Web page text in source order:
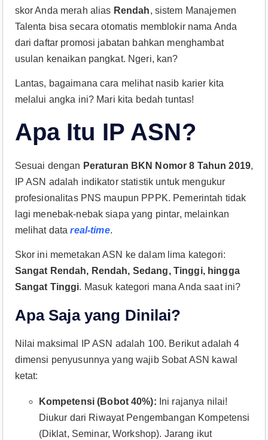
skor Anda merah alias Rendah, sistem Manajemen
Talenta bisa secara otomatis memblokir nama Anda
dari daftar promosi jabatan bahkan menghambat
usulan kenaikan pangkat. Ngeri, kan?
Lantas, bagaimana cara melihat nasib karier kita
melalui angka ini? Mari kita bedah tuntas!
Apa Itu IP ASN?
Sesuai dengan Peraturan BKN Nomor 8 Tahun 2019,
IP ASN adalah indikator statistik untuk mengukur
profesionalitas PNS maupun PPPK. Pemerintah tidak
lagi menebak-nebak siapa yang pintar, melainkan
melihat datareal-time.
Skor ini memetakan ASN ke dalam lima kategori:
Sangat Rendah, Rendah, Sedang, Tinggi, hingga
Sangat Tinggi. Masuk kategori mana Anda saat ini?
Apa Saja yang Dinilai?
Nilai maksimal IP ASN adalah 100. Berikut adalah 4
dimensi penyusunnya yang wajib Sobat ASN kawal
ketat:
Kompetensi (Bobot 40%): Ini rajanya nilai!
Diukur dari Riwayat Pengembangan Kompetensi
(Diklat, Seminar, Workshop). Jarang ikut